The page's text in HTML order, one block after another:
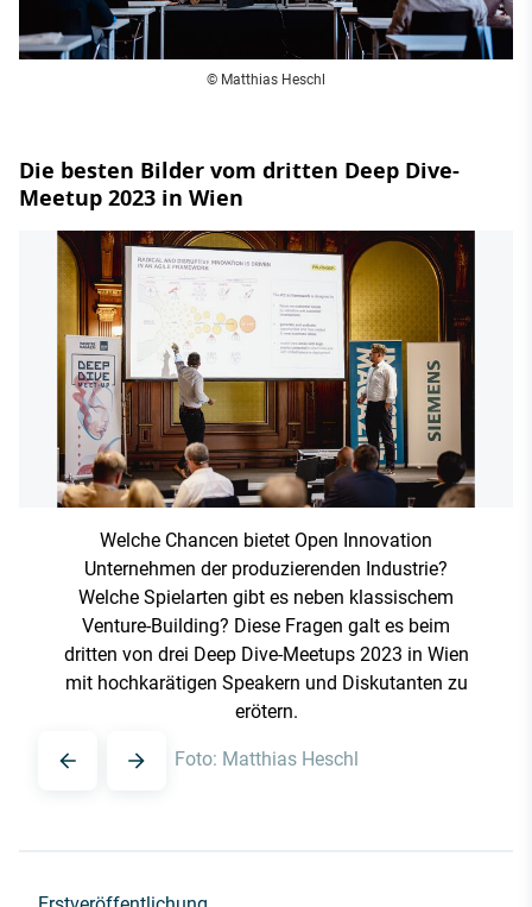
© Matthias Heschl
Die besten Bilder vom dritten Deep Dive-
Meetup 2023 in Wien
Welche Chancen bietet Open Innovation
Unternehmen der produzierenden Industrie?
Welche Spielarten gibt es neben klassischem
Venture-Building? Diese Fragen galt es beim
dritten von drei Deep Dive-Meetups 2023 in Wien
mit hochkarätigen Speakern und Diskutanten zu
erötern.
Foto: Matthias Heschl